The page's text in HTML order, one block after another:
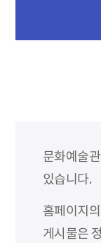
문화예술
있습니다.
홈페이지
게시물은